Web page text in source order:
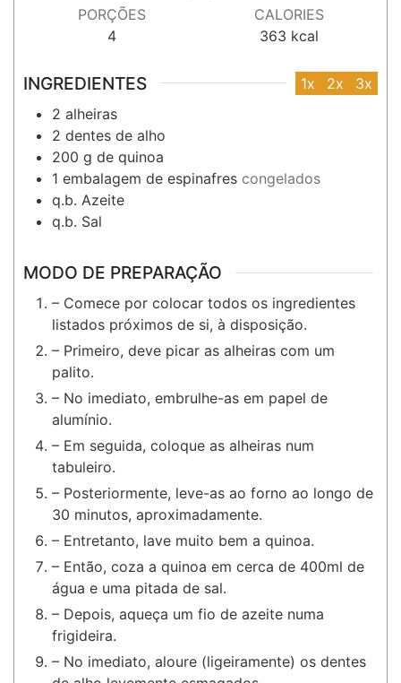
PORÇÕES
4
CALORIES
363 kcal
INGREDIENTES 1x 2x
3x
2 alheiras
2 dentes de alho
200 g de quinoa
1 embalagem de espinafres congelados
q.b. Azeite
q.b. Sal
MODO DE PREPARAÇÃO
– Comece por colocar todos os ingredientes
listados próximos de si, à disposição.
– Primeiro, deve picar as alheiras com um
palito.
– No imediato, embrulhe-as em papel de
alumínio.
– Em seguida, coloque as alheiras num
tabuleiro.
– Posteriormente, leve-as ao forno ao longo de
30 minutos, aproximadamente.
– Entretanto, lave muito bem a quinoa.
– Então, coza a quinoa em cerca de 400ml de
água e uma pitada de sal.
– Depois, aqueça um fio de azeite numa
frigideira.
– No imediato, aloure (ligeiramente) os dentes